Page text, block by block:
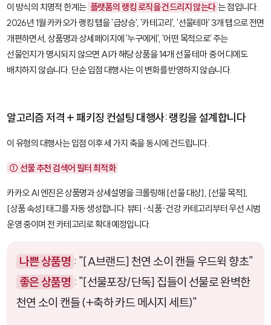
이 방식의 치명적 한계는 플랫폼의 랭킹 로직을 건드리지 않는다 는 점입니다.
2026년 1월 카카오가 랭킹 탭을 '급상승', '카테고리', '선물테마' 3개 탭으로 전면
개편하면서, 상품명과 상세페이지에 '누구에게', '어떤 목적으로' 주는
선물인지가 명시되지 않으면 AI가 해당 상품을 14개 선물 테마 중 어디에도
배치하지 않습니다. 단순 입점 대행사는 이 변화를 반영하지 않습니다.
알고리즘 저격 + 패키징 컨설팅 대행사: 랭킹을 설계합니다
이 유형의 대행사는 입점 이후 세 가지 축을 동시에 건드립니다.
① 선물 추천 검색어 필터 최적화
카카오 AI 엔진은 상품명과 상세설명을 크롤링해 [선물 대상] [선물 목적]
[상품 속성] 태그를 자동 생성합니다. 뷰티·식품·건강 카테고리부터 우선 시범
운영 중이며 전 카테고리로 확대 예정입니다.
나쁜 상품명 : "[A브랜드] 천연 소이 캔들 우드윅 향초"
좋은 상품명 : "[선물포장/단독] 집들이 선물로 완벽한
천연 소이 캔들 (+축하 카드 메시지 세트)"